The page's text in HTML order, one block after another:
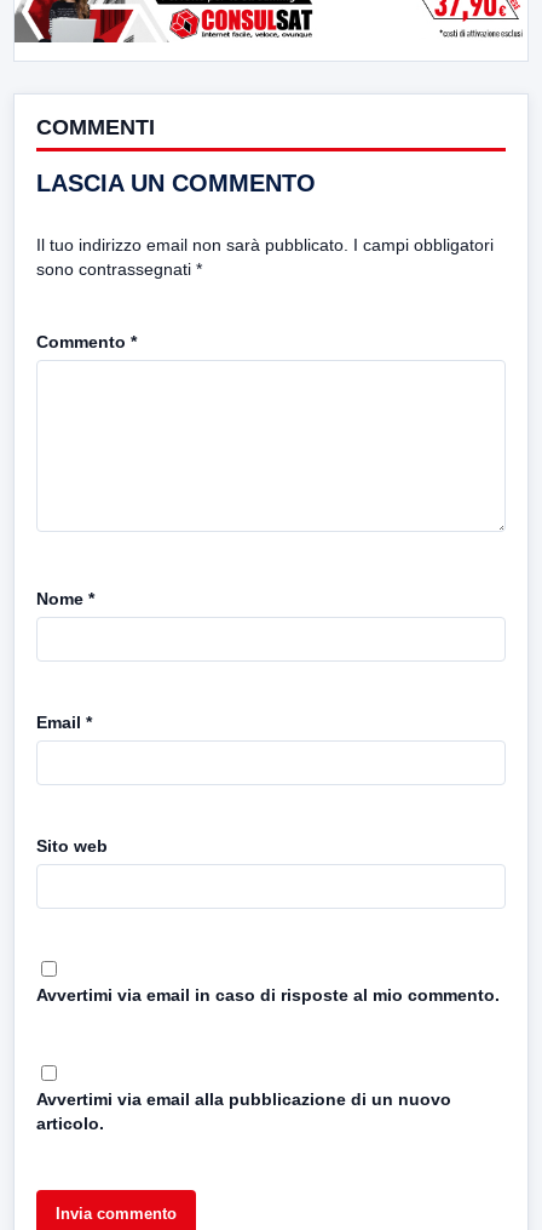
COMMENTI
LASCIA UN COMMENTO
Il tuo indirizzo email non sarà pubblicato. I campi obbligatori
sono contrassegnati *
Commento *
Nome *
Email *
Sito web
Avvertimi via email in caso di risposte al mio commento.
Avvertimi via email alla pubblicazione di un nuovo
articolo.